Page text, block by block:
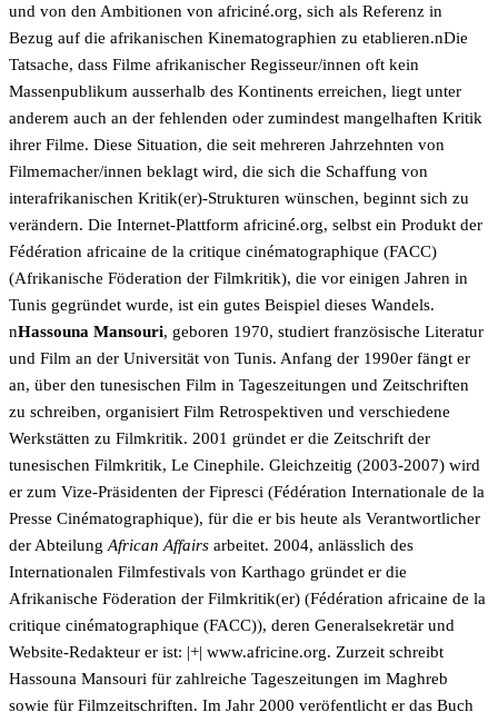
und von den Ambitionen von africiné.org, sich als Referenz in
Bezug auf die afrikanischen Kinematographien zu etablieren.nDie
Tatsache, dass Filme afrikanischer Regisseur/innen oft kein
Massenpublikum ausserhalb des Kontinents erreichen, liegt unter
anderem auch an der fehlenden oder zumindest mangelhaften Kritik
ihrer Filme. Diese Situation, die seit mehreren Jahrzehnten von
Filmemacher/innen beklagt wird, die sich die Schaffung von
interafrikanischen Kritik(er)-Strukturen wünschen, beginnt sich zu
verändern. Die Internet-Plattform africiné.org, selbst ein Produkt der
Fédération africaine de la critique cinématographique (FACC)
(Afrikanische Föderation der Filmkritik), die vor einigen Jahren in
Tunis gegründet wurde, ist ein gutes Beispiel dieses Wandels.
nHassouna Mansouri, geboren 1970, studiert französische Literatur
und Film an der Universität von Tunis. Anfang der 1990er fängt er
an, über den tunesischen Film in Tageszeitungen und Zeitschriften
zu schreiben, organisiert Film Retrospektiven und verschiedene
Werkstätten zu Filmkritik. 2001 gründet er die Zeitschrift der
tunesischen Filmkritik, Le Cinephile. Gleichzeitig (2003-2007) wird
er zum Vize-Präsidenten der Fipresci (Fédération Internationale de la
Presse Cinématographique), für die er bis heute als Verantwortlicher
der Abteilung African Affairs arbeitet. 2004, anlässlich des
Internationalen Filmfestivals von Karthago gründet er die
Afrikanische Föderation der Filmkritik(er) (Fédération africaine de la
critique cinématographique (FACC)), deren Generalsekretär und
Website-Redakteur er ist: |+| www.africine.org. Zurzeit schreibt
Hassouna Mansouri für zahlreiche Tageszeitungen im Maghreb
sowie für Filmzeitschriften. Im Jahr 2000 veröfentlicht er das Buch